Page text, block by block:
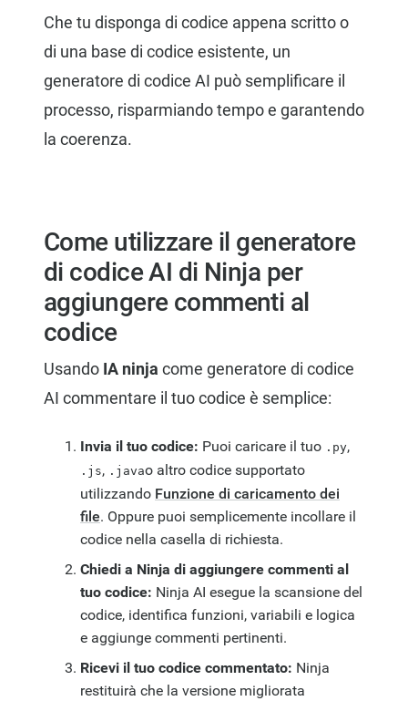
Che tu disponga di codice appena scritto o
di una base di codice esistente, un
generatore di codice AI può semplificare il
processo, risparmiando tempo e garantendo
la coerenza.
Come utilizzare il generatore
di codice AI di Ninja per
aggiungere commenti al
codice
Usando IA ninja come generatore di codice
AI commentare il tuo codice è semplice:
Invia il tuo codice: Puoi caricare il tuo .py,
.js, .javao altro codice supportato
utilizzando Funzione di caricamento dei
file. Oppure puoi semplicemente incollare il
codice nella casella di richiesta.
Chiedi a Ninja di aggiungere commenti al
tuo codice: Ninja AI esegue la scansione del
codice, identifica funzioni, variabili e logica
e aggiunge commenti pertinenti.
Ricevi il tuo codice commentato: Ninja
restituirà che la versione migliorata